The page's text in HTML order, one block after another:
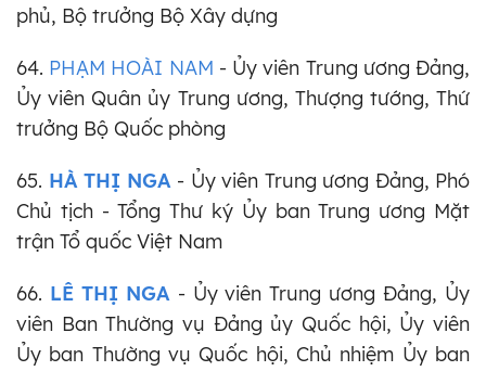
phủ, Bộ trưởng Bộ Xây dựng
64. PHẠM HOÀI NAM - Ủy viên Trung ương Đảng,
Ủy viên Quân ủy Trung ương, Thượng tướng, Thứ
trưởng Bộ Quốc phòng
65. HÀ THỊ NGA- Ủy viên Trung ương Đảng, Phó
Chủ tịch - Tổng Thư ký Ủy ban Trung ương Mặt
trận Tổ quốc Việt Nam
66. LÊ THỊ NGA- Ủy viên Trung ương Đảng, Ủy
viên Ban Thường vụ Đảng ủy Quốc hội, Ủy viên
Ủy ban Thường vụ Quốc hội, Chủ nhiệm Ủy ban